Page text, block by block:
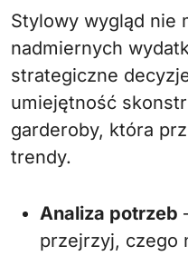
Stylowy wygląd nie
nadmiernych
strategiczne
umiejętność
garderoby, która
trendy.
Analiza potrzeb
przejrzyj, czego